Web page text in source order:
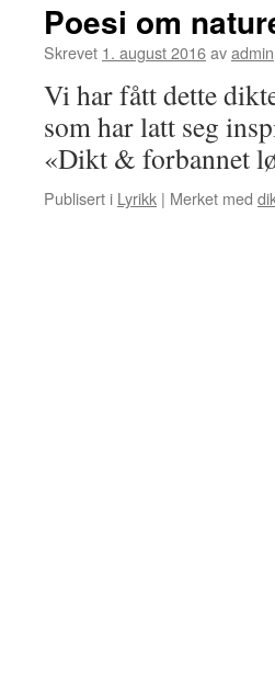
Poesi om
Skrevet 1. august 2016avadmin
Vi har fått dette
som har latt seg
«Dikt & forbannet
Publisert i Lyrikk | Merket med